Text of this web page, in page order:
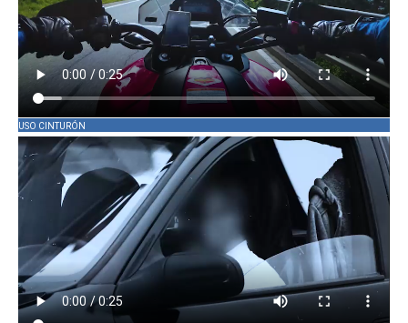
USO CINTURÓN